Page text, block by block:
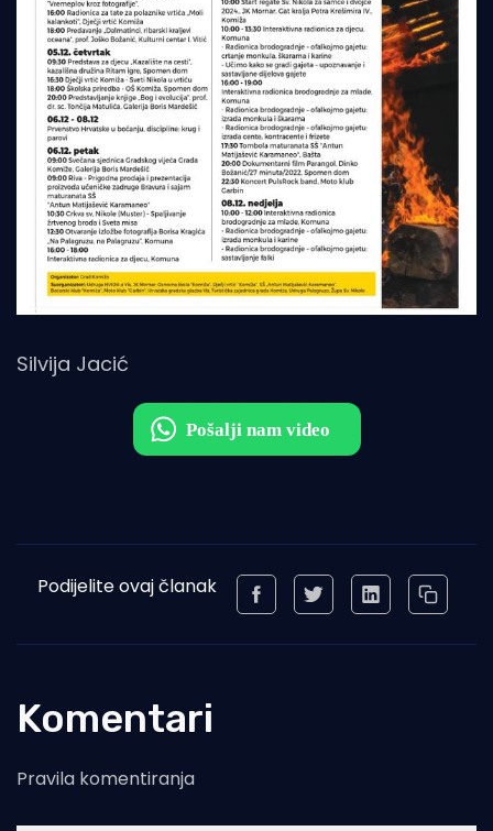
Silvija Jacić
Podijelite ovaj članak
Komentari
Pravila komentiranja